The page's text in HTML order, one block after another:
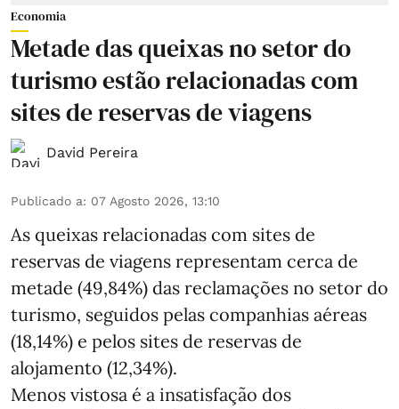
Economia
Metade das queixas no setor do
turismo estão relacionadas com
sites de reservas de viagens
David Pereira
Publicado a: 07 Agosto 2026, 13:10
As queixas relacionadas com sites de
reservas de viagens representam cerca de
metade (49,84%) das reclamações no setor do
turismo, seguidos pelas companhias aéreas
(18,14%) e pelos sites de reservas de
alojamento (12,34%).
Menos vistosa é a insatisfação dos